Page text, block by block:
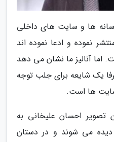
ها و سایت های داخلی
نموده و ادعا نموده اند
اما آنالیز ما نشان می دهد
یک شایعه برای جلب توجه
سایت ها است.
تصویر احسان علیخانی به
می شوند و در دستان